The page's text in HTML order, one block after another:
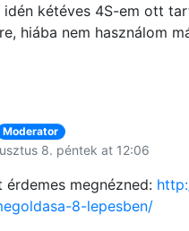
idén kétéves 4S-em ott
hiába nem használom
Moderator
8. péntek at 12:06
érdemes megnézned:
8-lepesben/